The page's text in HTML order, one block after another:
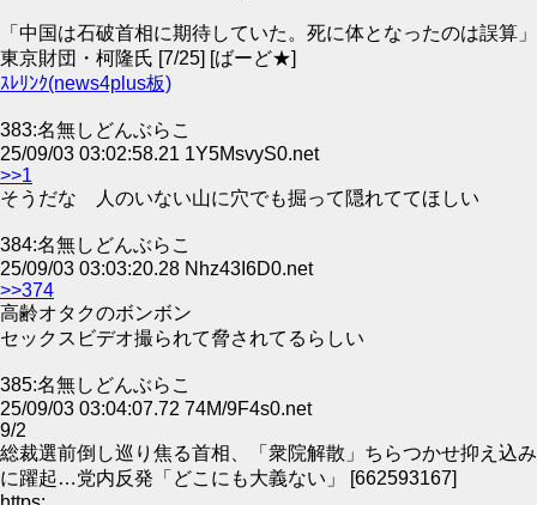
「中国は石破首相に期待していた。死に体となったのは誤算」
東京財団・柯隆氏 [7/25] [ばーど★]
ｽﾚﾘﾝｸ(news4plus板)
383:名無しどんぶらこ
25/09/03 03:02:58.21 1Y5MsvyS0.net
>>1
そうだな 人のいない山に穴でも掘って隠れててほしい
384:名無しどんぶらこ
25/09/03 03:03:20.28 Nhz43I6D0.net
>>374
高齢オタクのボンボン
セックスビデオ撮られて脅されてるらしい
385:名無しどんぶらこ
25/09/03 03:04:07.72 74M/9F4s0.net
9/2
総裁選前倒し巡り焦る首相、「衆院解散」ちらつかせ抑え込み
に躍起…党内反発「どこにも大義ない」 [662593167]